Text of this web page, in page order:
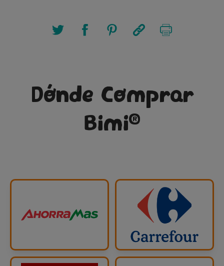
Dónde Comprar
Bimi®